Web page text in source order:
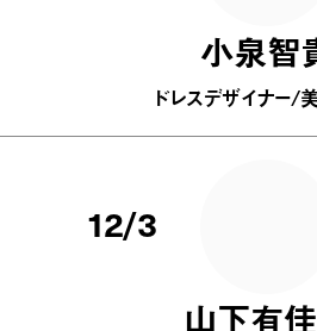
小泉智
ドレスデザイナー/
12/3
山下有